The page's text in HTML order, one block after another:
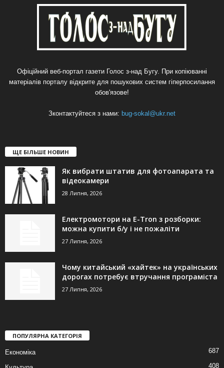
Офіційний веб-портал газети Голос з-над Бугу. При копіюванні
матеріалів порталу відкрите для пошукових систем гіперпосилання
обов'язове!
Зконтактуйтеся з нами: bug-sokal@ukr.net
ЩЕ БІЛЬШЕ НОВИН
Як вибрати штатив для фотоапарата та
відеокамери
28 Липня, 2026
Електромотори на E-Tron з розборки:
можна купити б/у і не пожаліти
27 Липня, 2026
Чому китайський «хайтек» на українських
дорогах потребує втручання програміста
27 Липня, 2026
ПОПУЛЯРНА КАТЕГОРІЯ
Економіка 687
408